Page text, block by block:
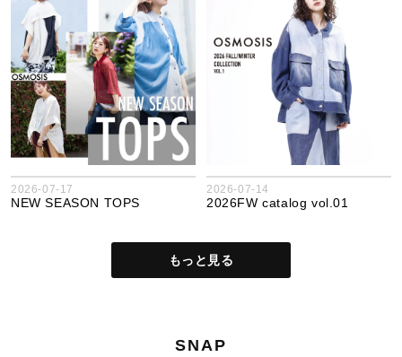
2026-07-17
NEW SEASON TOPS
2026-07-14
2026FW catalog vol.01
もっと見る
SNAP